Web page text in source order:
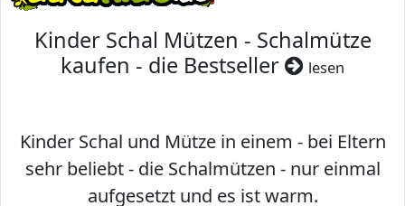
Kinder Schal Mützen - Schalmütze
kaufen - die Bestseller
lesen
Kinder Schal und Mütze in einem - bei Eltern
sehr beliebt - die Schalmützen - nur einmal
aufgesetzt und es ist warm.